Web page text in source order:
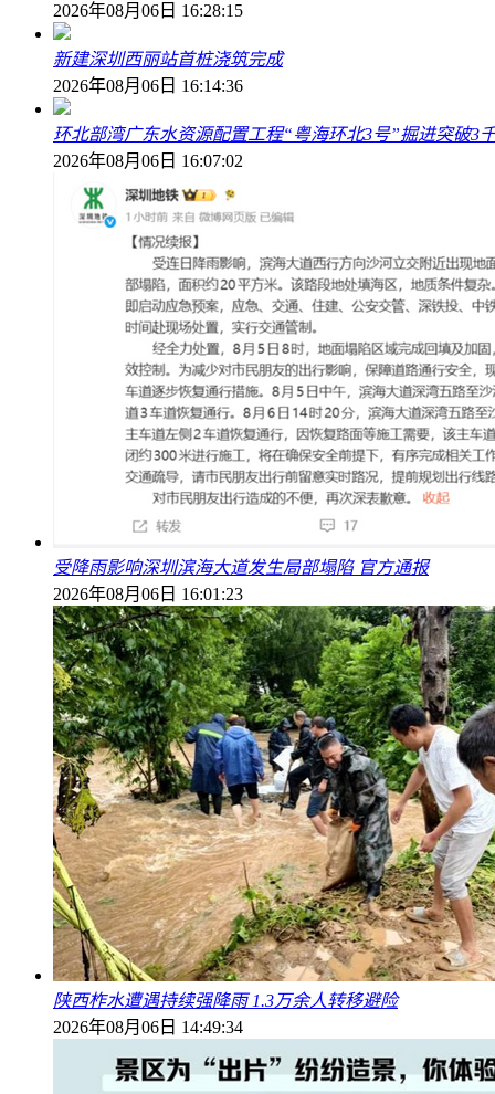
2026年08月06日 16:28:15
新建深圳西丽站首桩浇筑完成
2026年08月06日 16:14:36
环北部湾广东水资源配置工程“粤海环北3号”掘进突破3
2026年08月06日 16:07:02
受降雨影响深圳滨海大道发生局部塌陷 官方通报
2026年08月06日 16:01:23
陕西柞水遭遇持续强降雨 1.3万余人转移避险
2026年08月06日 14:49:34